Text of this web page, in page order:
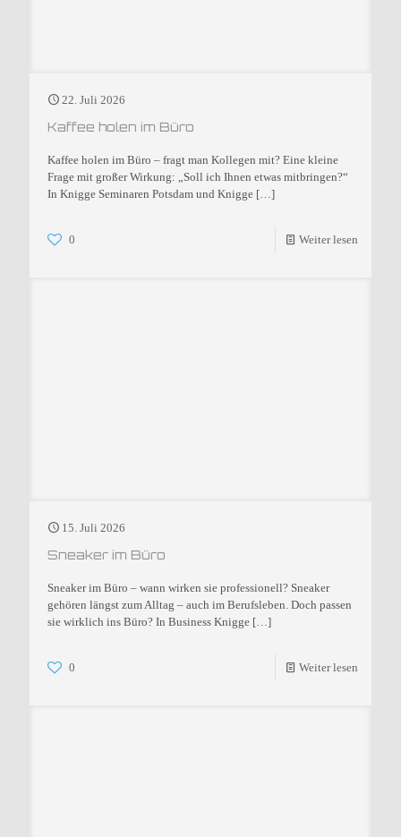
22. Juli 2026
Kaffee holen im Büro
Kaffee holen im Büro – fragt man Kollegen mit? Eine kleine
Frage mit großer Wirkung: „Soll ich Ihnen etwas mitbringen?“
In Knigge Seminaren Potsdam und Knigge […]
0 Weiter lesen
15. Juli 2026
Sneaker im Büro
Sneaker im Büro – wann wirken sie professionell? Sneaker
gehören längst zum Alltag – auch im Berufsleben. Doch passen
sie wirklich ins Büro? In Business Knigge […]
0 Weiter lesen